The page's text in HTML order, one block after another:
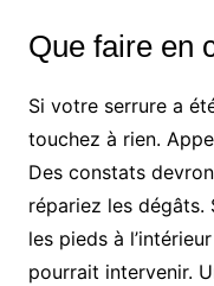
Que faire en
Si votre serrure a
touchez à rien.
Des constats
répariez les dégâts.
les pieds à
pourrait intervenir.